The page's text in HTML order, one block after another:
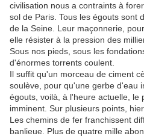
civilisation nous a contraints à
sol de Paris. Tous les égouts sont
de la Seine. Leur maçonnerie,
elle résister à la pression des
Sous nos pieds, sous les
d'énormes torrents coulent.
Il suffit qu'un morceau de ciment
soulève, pour qu'une gerbe d'eau
égouts, voilà, à l'heure actuelle, le
imminent. Sur plusieurs points,
Les chemins de fer franchissent
banlieue. Plus de quatre mille